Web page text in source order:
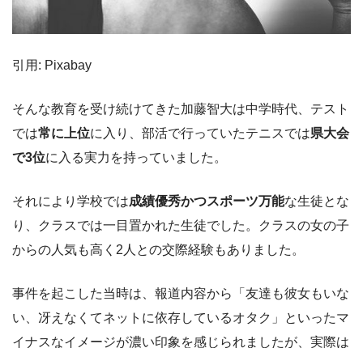
引用: Pixabay
そんな教育を受け続けてきた加藤智大は中学時代、テスト
では常に上位に入り、部活で行っていたテニスでは県大会
で3位に入る実力を持っていました。
それにより学校では成績優秀かつスポーツ万能な生徒とな
り、クラスでは一目置かれた生徒でした。クラスの女の子
からの人気も高く2人との交際経験もありました。
事件を起こした当時は、報道内容から「友達も彼女もいな
い、冴えなくてネットに依存しているオタク」といったマ
イナスなイメージが濃い印象を感じられましたが、実際は